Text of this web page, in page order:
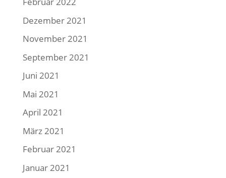
Dezember 2021
November 2021
September 2021
Juni 2021
Mai 2021
April 2021
März 2021
Februar 2021
Januar 2021